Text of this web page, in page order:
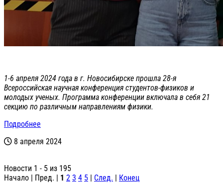
1-6 апреля 2024 года в г. Новосибирске прошла 28-я
Всероссийская научная конференция студентов-физиков и
молодых ученых. Программа конференции включала в себя 21
секцию по различным направлениям физики.
Подробнее
8 апреля 2024
Новости 1 - 5 из 195
Начало | Пред. | 1 2 3 4 5 | След. | Конец